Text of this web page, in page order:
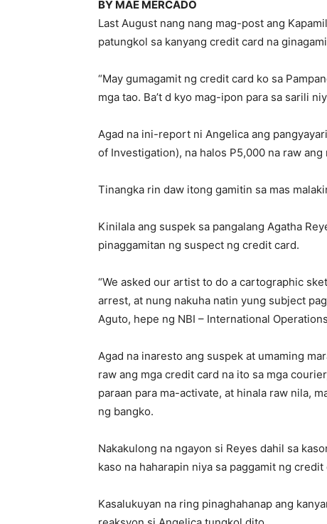
BY MAE MERCADO
Last August nang nang mag-post ang
patungkol sa kanyang credit card na
“May gumagamit ng credit card ko sa
mga tao. Ba’t d kyo mag-ipon para sa sarili
Agad na ini-report ni Angelica ang
of Investigation), na halos P5,000 na raw
Tinangka rin daw itong gamitin sa mas
Kinilala ang suspek sa pangalang Agatha
pinaggamitan ng suspect ng credit card.
“We asked our artist to do a cartographic
arrest, at nung nakuha natin yung subject
Aguto, hepe ng NBI – International
Agad na inaresto ang suspek at umaming
raw ang mga credit card na ito sa mga
paraan para ma-activate, at hinala raw nila,
ng bangko.
Nakakulong na ngayon si Reyes dahil sa
kaso na haharapin niya sa paggamit ng
Kasalukuyan na ring pinaghahanap ang